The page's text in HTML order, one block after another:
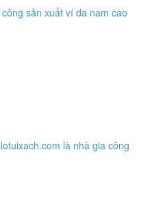
sản xuất ví da nam cao
là nhà gia công